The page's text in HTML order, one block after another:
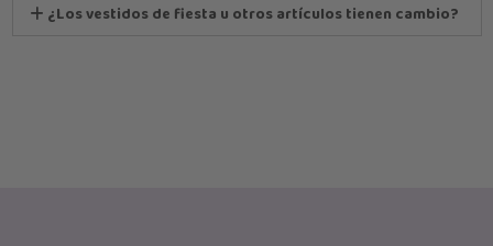
¿Los vestidos de fiesta u otros artículos tienen cambio?